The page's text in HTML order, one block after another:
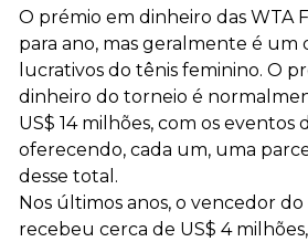
O prémio em dinheiro das WTA
para ano, mas geralmente é um
lucrativos do tênis feminino. O
dinheiro do torneio é
US$ 14 milhões, com os eventos
oferecendo, cada um, uma
desse total.
Nos últimos anos, o vencedor
recebeu cerca de US$ 4